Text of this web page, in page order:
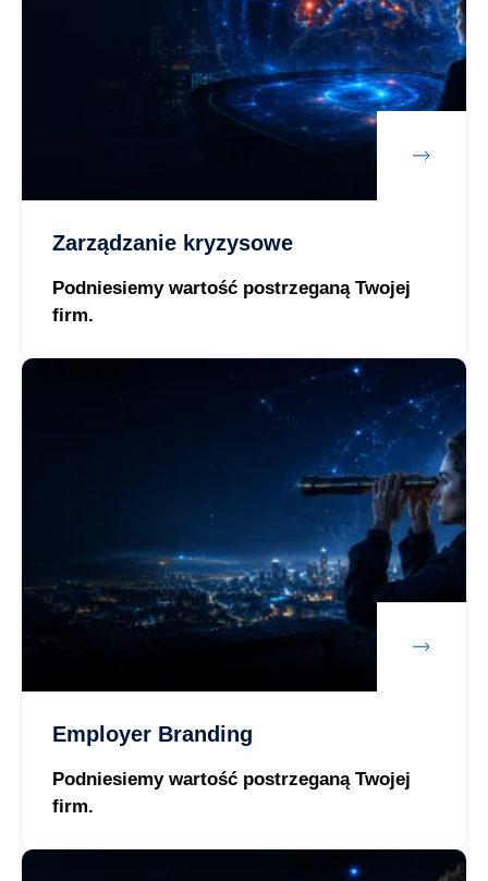
Zarządzanie kryzysowe
Podniesiemy wartość postrzeganą Twojej
firm.
Employer Branding
Podniesiemy wartość postrzeganą Twojej
firm.